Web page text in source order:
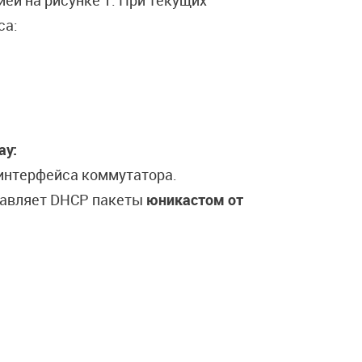
коммутатора.
DHCP пакеты юникастом от